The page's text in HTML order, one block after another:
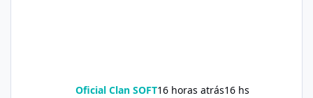
Oficial Clan SOFT16 horas atrás16 hs